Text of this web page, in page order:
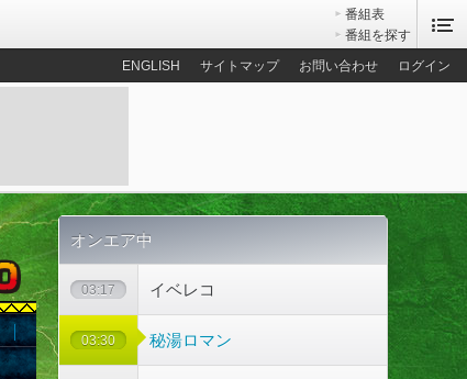
番組表
番組を探す
ENGLISH サイトマップ お問い合わせ ログイン
オンエア中
03:17 イベレコ
03:30 秘湯ロマン